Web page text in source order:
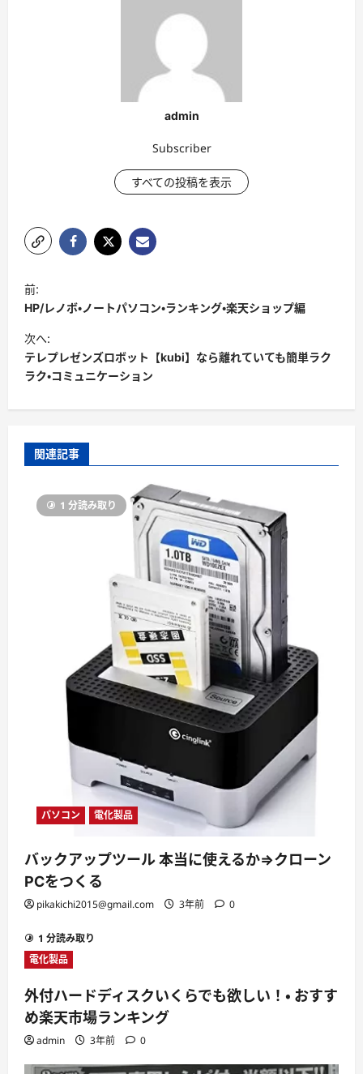
admin
Subscriber
すべての投稿を表示
投
稿
ナ
ビ
ゲ
ー
ョ
前:
HP/レノボ・ノートパソコン・ランキング・楽天ショップ編
次へ:
テレプレゼンズロボット【kubi】なら離れていても簡単ラク
ラク・コミュニケーション
関連記事
1 分読み取り
パソコン 電化製品
バックアップツール 本当に使えるか⇒クローン
PCをつくる
pikakichi2015@gmail.com 3年前 0
1 分読み取り
電化製品
外付ハードディスクいくらでも欲しい！・ おすす
め楽天市場ランキング
admin 3年前 0